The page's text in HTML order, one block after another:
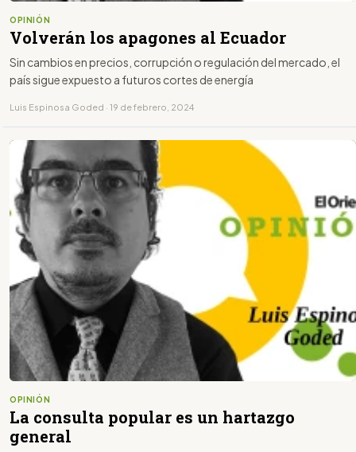
OPINIÓN
Volverán los apagones al Ecuador
Sin cambios en precios, corrupción o regulación del mercado, el
país sigue expuesto a futuros cortes de energía
Luis Espinosa Goded · 19 de febrero, 2024
OPINIÓN
La consulta popular es un hartazgo
general